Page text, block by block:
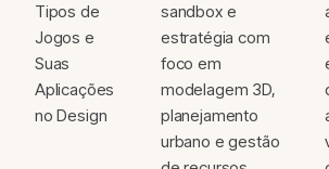
Tipos de
Jogos e
Suas
Aplicações
no Design
sandbox e
estratégia com
foco em
modelagem 3D,
planejamento
urbano e gestão